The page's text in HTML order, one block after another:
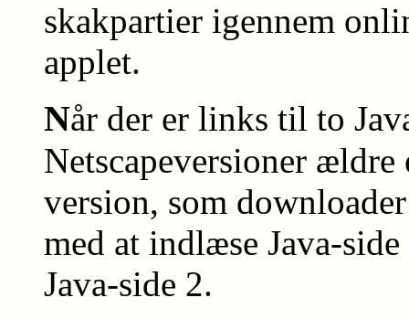
skakpartier igennem
applet.
Når der er links til to
Netscapeversioner
version, som
med at indlæse Java-
Java-side 2.